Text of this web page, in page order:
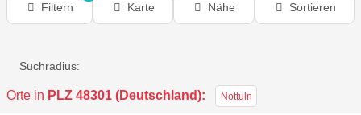
Filtern Karte Nähe Sortieren
Suchradius:
Orte in PLZ 48301 (Deutschland): Nottuln